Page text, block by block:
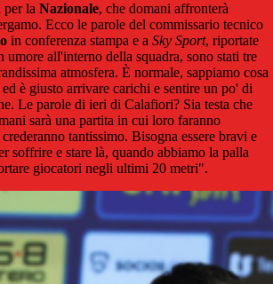
per la Nazionale, che domani affronterà
Ecco le parole del commissario tecnico
in conferenza stampa e a Sky Sport, riportate
umore all'interno della squadra, sono stati tre
atmosfera. È normale, sappiamo cosa
è giusto arrivare carichi e sentire un po' di
Le parole di ieri di Calafiori? Sia testa che
sarà una partita in cui loro faranno
tantissimo. Bisogna essere bravi e
soffrire e stare là, quando abbiamo la palla
giocatori negli ultimi 20 metri".